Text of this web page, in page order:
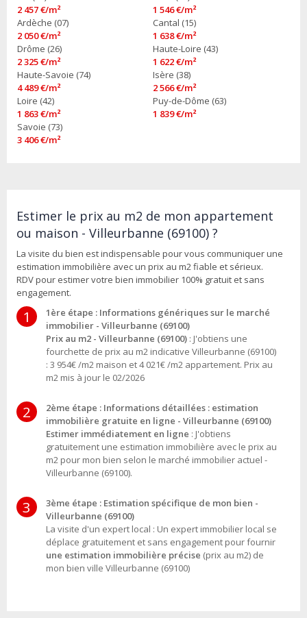
2 457 €/m²
1 546 €/m²
Ardèche (07)
2 050 €/m²
Cantal (15)
1 638 €/m²
Drôme (26)
2 325 €/m²
Haute-Loire (43)
1 622 €/m²
Haute-Savoie (74)
4 489 €/m²
Isère (38)
2 566 €/m²
Loire (42)
1 863 €/m²
Puy-de-Dôme (63)
1 839 €/m²
Savoie (73)
3 406 €/m²
Estimer le prix au m2 de mon appartement
ou maison - Villeurbanne (69100) ?
La visite du bien est indispensable pour vous communiquer une
estimation immobilière avec un prix au m2 fiable et sérieux.
RDV pour estimer votre bien immobilier 100% gratuit et sans
engagement.
1
1ère étape : Informations génériques sur le marché
immobilier - Villeurbanne (69100)
Prix au m2 - Villeurbanne (69100) : J'obtiens une
fourchette de prix au m2 indicative Villeurbanne (69100)
: 3 954€ /m2 maison et 4 021€ /m2 appartement. Prix au
m2 mis à jour le 02/2026
2
2ème étape : Informations détaillées : estimation
immobilière gratuite en ligne - Villeurbanne (69100)
Estimer immédiatement en ligne : J'obtiens
gratuitement une estimation immobilière avec le prix au
m2 pour mon bien selon le marché immobilier actuel -
Villeurbanne (69100).
3
3ème étape : Estimation spécifique de mon bien -
Villeurbanne (69100)
La visite d'un expert local : Un expert immobilier local se
déplace gratuitement et sans engagement pour fournir
une estimation immobilière précise (prix au m2) de
mon bien ville Villeurbanne (69100)